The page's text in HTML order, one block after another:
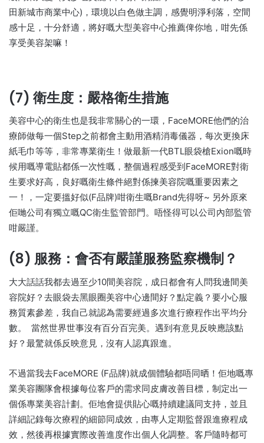
田新城市商業中心)，環境以白色做主調，感覺明淨利落，空間
感十足，十分舒適，將好嘅大型美容中心推薦俾你地，咁先係
享受美容架嘛！
(7) 衛生度：嚴格衛生措施
美容中心的衛生也是我非常關心的一環，FaceMORE他們的治
療師做每一個Step之前都會主動用酒精消毒儀器，每次更換床
紙毛巾等等，非常專業衛生！做最新一代BTL眼袋槍Exion嘅時
候用嘅導電貼都係一次性嘅，整個過程感受到FaceMORE對衛
生要求好高，良好嘅衛生條件絕對係揀美容院嘅重要因素之
一！，一定要搵好似(F品牌)咁衛生嘅Brand先得呀~ 另外原來
佢哋公司有獨立嘅QC衛生監管部門。唔怪得可以公司內部監管
咁嚴謹。
(8) 服務：會否有嚴謹服務監察機制？
大大話話我都去過至少10間美容院，成日都會有人問我邊間美
容院好？去眼袋去黑眼圈美容中心邊間好？點定義？要小心服
務質素參差，我自己就認為需要經過多次進行療程作出平均分
數。 當然世界世事沒有百分百完美。遇到有意見反映應該點
好？最驚就係反映意見，沒有人認真跟進。
不過當我去FaceMORE (F品牌)就成個體驗都唔同晒！佢地嘅專
業美容團隊會根據每位客戶的需求同皮膚改善目標，制定出一
個係專業美容計劃。佢地會提供貼心嘅持續建議同支持，並且
詳細記錄每次療程的細節同成效，由專人定期監督跟進療程成
效，然後再根據實際改善進度作出個人化調整。客戶隨時都可